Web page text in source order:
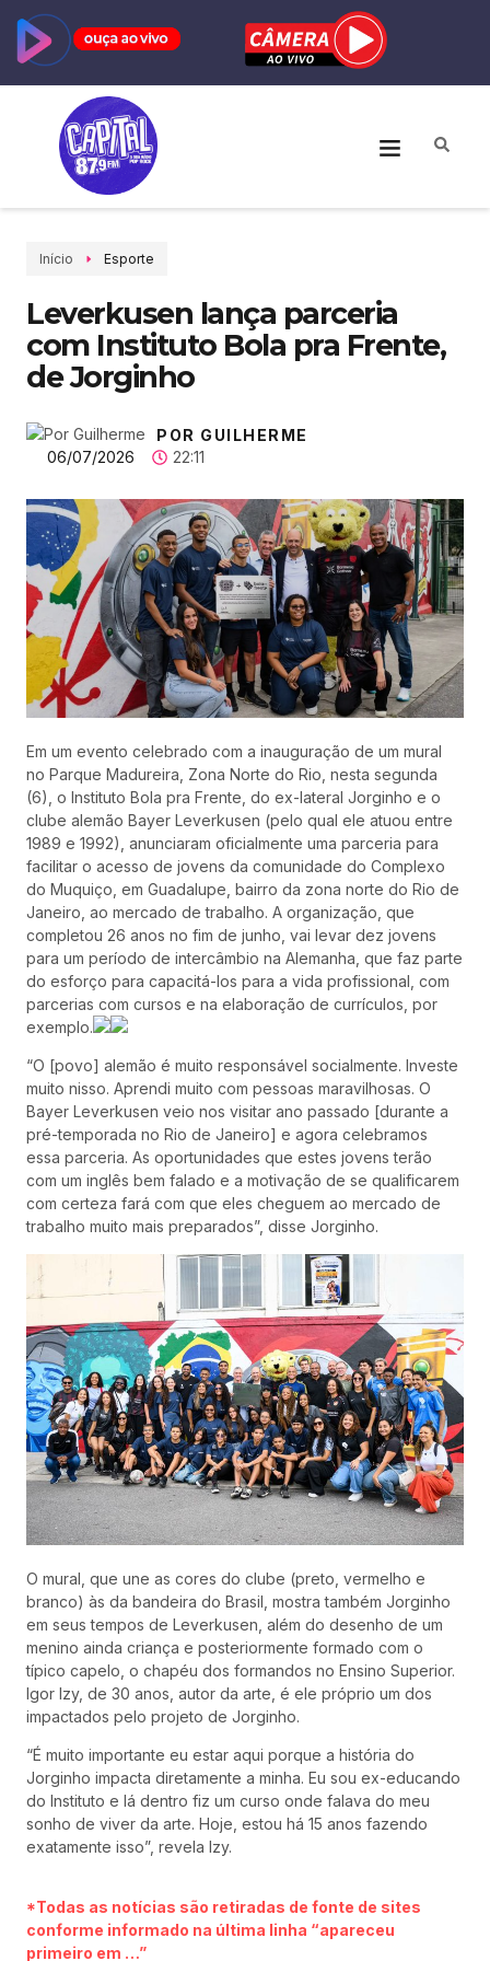
Início Esporte
Leverkusen lança parceria
com Instituto Bola pra Frente,
de Jorginho
POR GUILHERME
06/07/2026
22:11
Em um evento celebrado com a inauguração de um mural
no Parque Madureira, Zona Norte do Rio, nesta segunda
(6), o Instituto Bola pra Frente, do ex-lateral Jorginho e o
clube alemão Bayer Leverkusen (pelo qual ele atuou entre
1989 e 1992), anunciaram oficialmente uma parceria para
facilitar o acesso de jovens da comunidade do Complexo
do Muquiço, em Guadalupe, bairro da zona norte do Rio de
Janeiro, ao mercado de trabalho. A organização, que
completou 26 anos no fim de junho, vai levar dez jovens
para um período de intercâmbio na Alemanha, que faz parte
do esforço para capacitá-los para a vida profissional, com
parcerias com cursos e na elaboração de currículos, por
exemplo.
“O [povo] alemão é muito responsável socialmente. Investe
muito nisso. Aprendi muito com pessoas maravilhosas. O
Bayer Leverkusen veio nos visitar ano passado [durante a
pré-temporada no Rio de Janeiro] e agora celebramos
essa parceria. As oportunidades que estes jovens terão
com um inglês bem falado e a motivação de se qualificarem
com certeza fará com que eles cheguem ao mercado de
trabalho muito mais preparados”, disse Jorginho.
O mural, que une as cores do clube (preto, vermelho e
branco) às da bandeira do Brasil, mostra também Jorginho
em seus tempos de Leverkusen, além do desenho de um
menino ainda criança e posteriormente formado com o
típico capelo, o chapéu dos formandos no Ensino Superior.
Igor Izy, de 30 anos, autor da arte, é ele próprio um dos
impactados pelo projeto de Jorginho.
“É muito importante eu estar aqui porque a história do
Jorginho impacta diretamente a minha. Eu sou ex-educando
do Instituto e lá dentro fiz um curso onde falava do meu
sonho de viver da arte. Hoje, estou há 15 anos fazendo
exatamente isso”, revela Izy.
*Todas as notícias são retiradas de fonte de sites
conforme informado na última linha “apareceu
primeiro em …”